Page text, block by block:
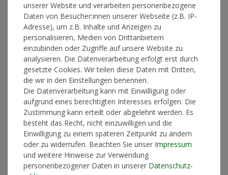
Musik
CocoRosie - Put the Shine On
(Digipak)
VÖ-Datum: 13.03.2020
EAN / UPC: 5052442016755
Label: MARATHON ARTISTS
Artikelnummer 12770
12,90 €*
unserer Website und verarbeiten personenbezogene
Daten von Besucher:innen unserer Webseite (z.B. IP-
Adresse), um z.B. Inhalte und Anzeigen zu
personalisieren, Medien von Drittanbietern
einzubinden oder Zugriffe auf unsere Website zu
analysieren. Die Datenverarbeitung erfolgt erst durch
gesetzte Cookies. Wir teilen diese Daten mit Dritten,
die wir in den Einstellungen benennen.
Die Datenverarbeitung kann mit Einwilligung oder
aufgrund eines berechtigten Interesses erfolgen. Die
Zustimmung kann erteilt oder abgelehnt werden. Es
besteht das Recht, nicht einzuwilligen und die
Einwilligung zu einem späteren Zeitpunkt zu ändern
oder zu widerrufen. Beachten Sie unser Impressum
und weitere Hinweise zur Verwendung
personenbezogener Daten in unserer Daten­schutz­